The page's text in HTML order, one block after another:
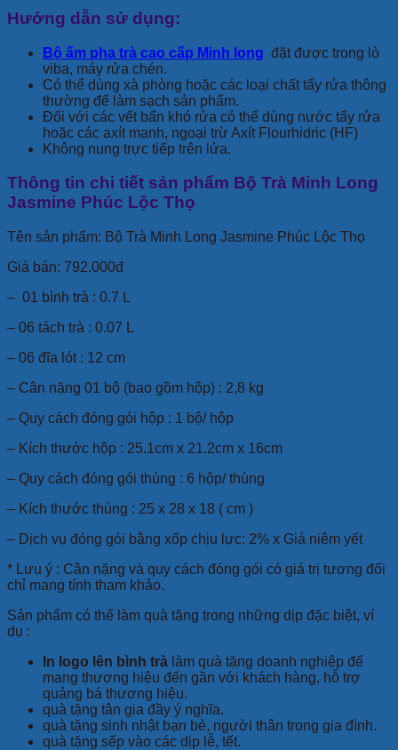
Hướng dẫn sử dụng:
Bộ ấm pha trà cao cấp Minh long đặt được trong lò
viba, máy rửa chén.
Có thể dùng xà phòng hoặc các loại chất tẩy rửa thông
thường để làm sạch sản phẩm.
Đối với các vết bẩn khó rửa có thể dùng nước tẩy rửa
hoặc các axít mạnh, ngoại trừ Axít Flourhidric (HF)
Không nung trực tiếp trên lửa.
Thông tin chi tiết sản phẩm Bộ Trà Minh Long
Jasmine Phúc Lộc Thọ
Tên sản phẩm: Bộ Trà Minh Long Jasmine Phúc Lộc Thọ
Giá bán: 792.000đ
– 01 bình trà : 0.7 L
– 06 tách trà : 0.07 L
– 06 đĩa lót : 12 cm
– Cân nặng 01 bộ (bao gồm hộp) : 2,8 kg
– Quy cách đóng gói hộp : 1 bộ/ hộp
– Kích thước hộp : 25.1cm x 21.2cm x 16cm
– Quy cách đóng gói thùng : 6 hộp/ thùng
– Kích thước thùng : 25 x 28 x 18 ( cm )
– Dịch vụ đóng gói bằng xốp chịu lực: 2% x Giá niêm yết
* Lưu ý : Cân nặng và quy cách đóng gói có giá trị tương đối
chỉ mang tính tham khảo.
Sản phẩm có thể làm quà tặng trong những dịp đặc biệt, ví
dụ :
In logo lên bình trà làm quà tặng doanh nghiệp để
mang thương hiệu đến gần với khách hàng, hỗ trợ
quảng bá thương hiệu.
quà tặng tân gia đầy ý nghĩa.
quà tặng sinh nhật bạn bè, người thân trong gia đình.
quà tặng sếp vào các dịp lễ, tết.